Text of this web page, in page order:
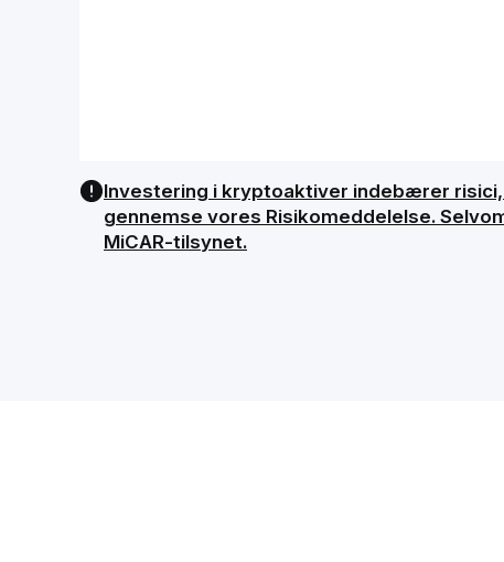
Investering i kryptoaktiver indebærer
gennemse vores Risikomeddelelse.
MiCAR-tilsynet.